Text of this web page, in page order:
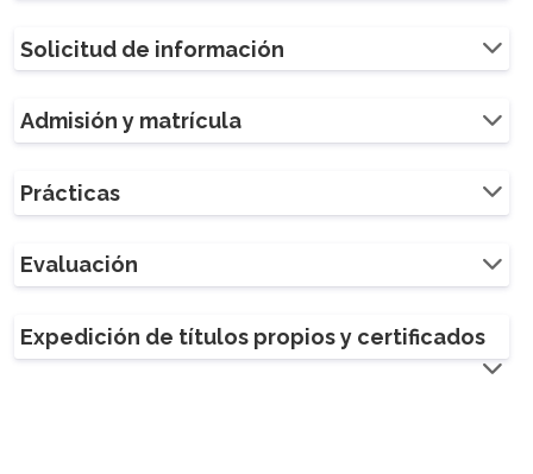
Solicitud de información
Admisión y matrícula
Prácticas
Evaluación
Expedición de títulos propios y certificados